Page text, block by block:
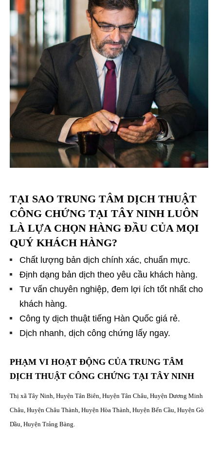
TẠI SAO TRUNG TÂM DỊCH THUẬT
CÔNG CHỨNG TẠI TÂY NINH LUÔN
LÀ LỰA CHỌN HÀNG ĐẦU CỦA MỌI
QUÝ KHÁCH HÀNG?
Chất lượng bản dịch chính xác, chuẩn mực.
Định dạng bản dịch theo yêu cầu khách hàng.
Tư vấn chuyên nghiệp, đem lợi ích tốt nhất cho
khách hàng.
Công ty dịch thuật tiếng Hàn Quốc giá rẻ.
Dịch nhanh, dịch công chứng lấy ngay.
PHẠM VI HOẠT ĐỘNG CỦA TRUNG TÂM
DỊCH THUẬT CÔNG CHỨNG TẠI TÂY NINH
Thị xã Tây Ninh, Huyện Tân Biên, Huyện Tân Châu, Huyện Dương Minh
Châu, Huyện Châu Thành, Huyện Hòa Thành, Huyện Bến Cầu, Huyện Gò
Dầu, Huyện Trảng Bàng.